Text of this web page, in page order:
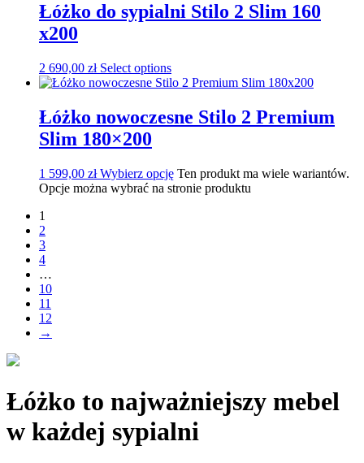
Łóżko do sypialni Stilo 2 Slim 160
x200
2 690,00 zł Select options
Łóżko nowoczesne Stilo 2 Premium
Slim 180×200
1 599,00 zł Wybierz opcję Ten produkt ma wiele wariantów.
Opcje można wybrać na stronie produktu
1
2
3
4
…
10
11
12
→
Łóżko to najważniejszy mebel
w każdej sypialni